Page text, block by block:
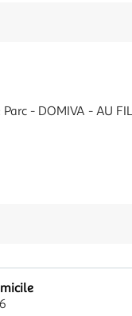
Parc - DOMIVA - AU